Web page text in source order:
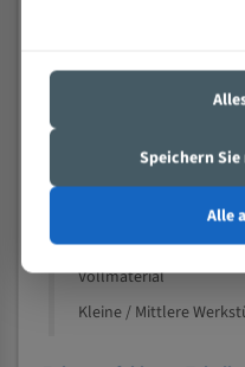
Nichteisenmetalle
Speziell entwickelt für
Vollmaterial
Kleine / Mittlere
Speichern
Alle